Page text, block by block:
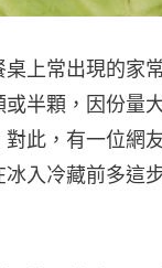
上常出現的家
半顆，因份量
此，有一位網
入冷藏前多這